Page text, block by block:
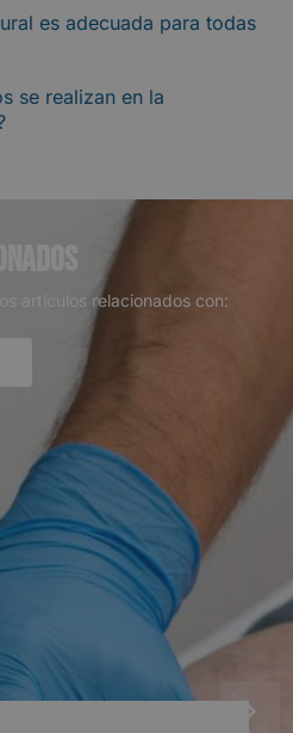
es adecuada para todas
se realizan en la
artículos relacionados con: